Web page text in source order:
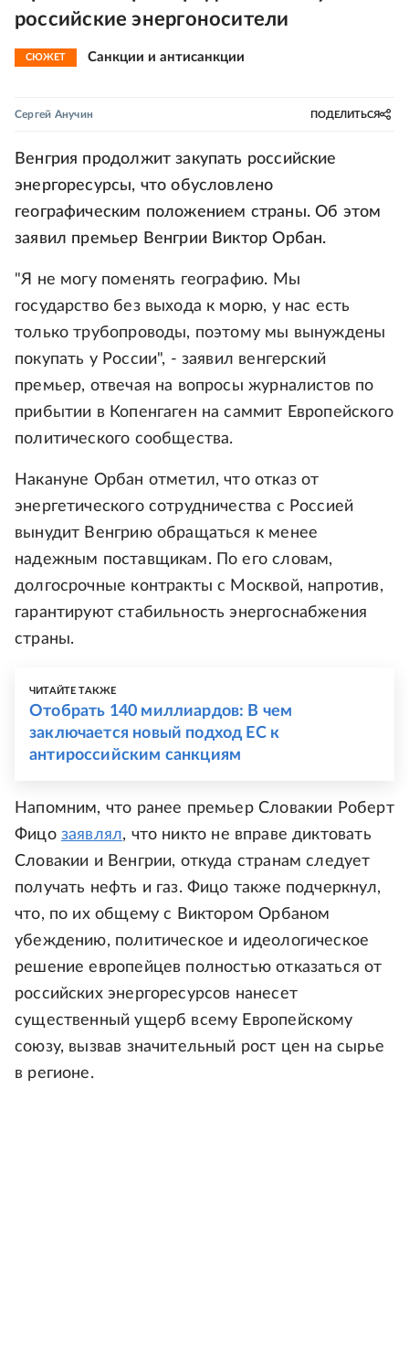
российские энергоносители
СЮЖЕТ Санкции и антисанкции
Сергей Анучин ПОДЕЛИТЬСЯ
Венгрия продолжит закупать российские
энергоресурсы, что обусловлено
географическим положением страны. Об этом
заявил премьер Венгрии Виктор Орбан.
"Я не могу поменять географию. Мы
государство без выхода к морю, у нас есть
только трубопроводы, поэтому мы вынуждены
покупать у России", - заявил венгерский
премьер, отвечая на вопросы журналистов по
прибытии в Копенгаген на саммит Европейского
политического сообщества.
Накануне Орбан отметил, что отказ от
энергетического сотрудничества с Россией
вынудит Венгрию обращаться к менее
надежным поставщикам. По его словам,
долгосрочные контракты с Москвой, напротив,
гарантируют стабильность энергоснабжения
страны.
ЧИТАЙТЕ ТАКЖЕ
Отобрать 140 миллиардов: В чем
заключается новый подход ЕС к
антироссийским санкциям
Напомним, что ранее премьер Словакии Роберт
Фицо заявлял, что никто не вправе диктовать
Словакии и Венгрии, откуда странам следует
получать нефть и газ. Фицо также подчеркнул,
что, по их общему с Виктором Орбаном
убеждению, политическое и идеологическое
решение европейцев полностью отказаться от
российских энергоресурсов нанесет
существенный ущерб всему Европейскому
союзу, вызвав значительный рост цен на сырье
в регионе.